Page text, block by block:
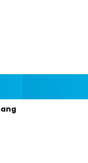
Dugaan